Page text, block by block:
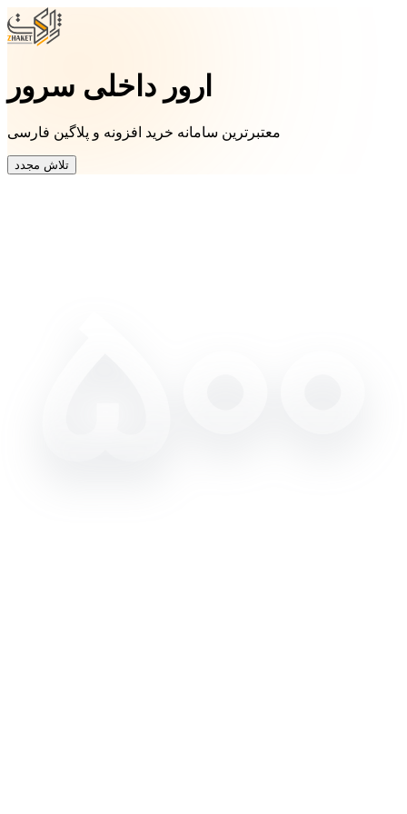
ارور داخلی سرور
معتبرترین سامانه خرید افزونه و پلاگین فارسی
تلاش مجدد